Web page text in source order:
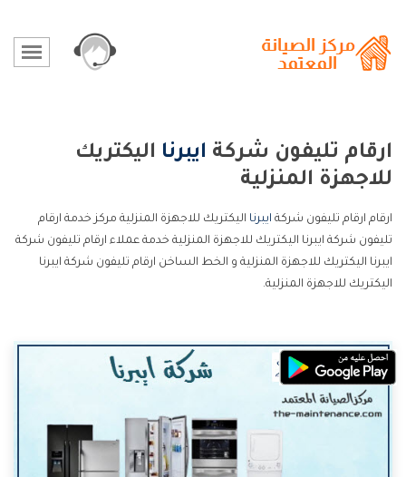
ارقام تليفون شركة ايبرنا اليكتريك
للاجهزة المنزلية
ارقام ارقام تليفون شركة ايبرنا اليكتريك للاجهزة المنزلية مركز خدمة ارقام
تليفون شركة ايبرنا اليكتريك للاجهزة المنزلية خدمة عملاء ارقام تليفون شركة
ايبرنا اليكتريك للاجهزة المنزلية و الخط الساخن ارقام تليفون شركة ايبرنا
اليكتريك للاجهزة المنزلية.